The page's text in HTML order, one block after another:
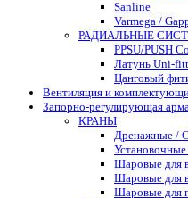
Sanline
Varmega /
РАДИАЛЬНЫЕ
PPSU/PUSH
Латунь Uni-
Цанговый
Вентиляция и
Запорно-регулирующая
КРАНЫ
Дренажные /
Шаровые для
Шаровые для
Шаровые для